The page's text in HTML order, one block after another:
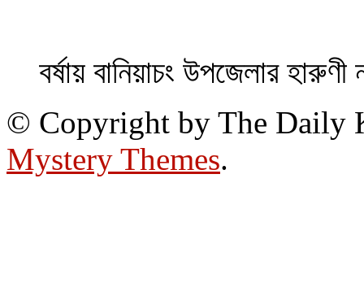
বর্ষায় বানিয়াচং উপজেলার হারুণী
© Copyright by The Daily
Mystery Themes.